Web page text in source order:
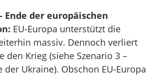
Ende der europäischen
EU-Europa unterstützt die
massiv. Dennoch verliert
den Krieg (siehe Szenario 3 –
der Ukraine). Obschon EU-Europa